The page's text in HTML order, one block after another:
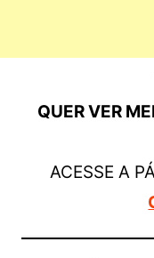
QUER VER
ACESSE A